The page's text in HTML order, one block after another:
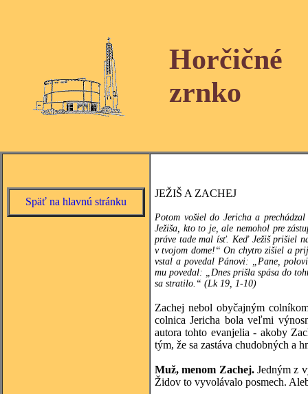
Horčičné
zrnko
Späť na hlavnú stránku
JEŽIŠ A ZACHEJ
Potom vošiel do Jericha a
Ježiša, kto to je, ale nemohol pre
práve tade mal ísť. Keď Ježiš prišiel
v tvojom dome!“ On chytro zišiel a
vstal a povedal Pánovi: „Pane,
mu povedal: „Dnes prišla spása do
sa stratilo.“ (Lk 19, 1-10)
Zachej nebol obyčajným
colnica Jericha bola veľmi
autora tohto evanjelia - akoby
tým, že sa zastáva chudobných a
Muž, menom Zachej.Jedným z
Židov to vyvolávalo posmech.